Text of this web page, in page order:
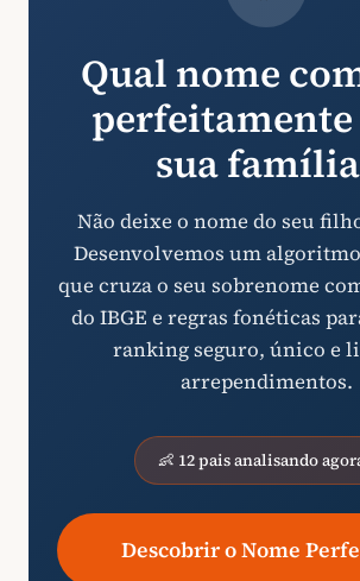
Qual nome
sua
Não deixe o nome do seu
Desenvolvemos um
que cruza o seu sobrenome
do IBGE e regras fonéticas
ranking seguro, único e
arrependimentos.
👶 12 pais analisando
Descobrir o Nome